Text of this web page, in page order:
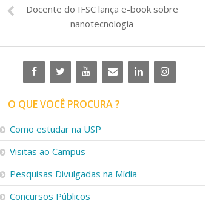
Docente do IFSC lança e-book sobre
nanotecnologia
O QUE VOCÊ PROCURA ?
Como estudar na USP
Visitas ao Campus
Pesquisas Divulgadas na Mídia
Concursos Públicos